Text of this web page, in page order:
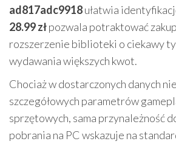
ad817adc9918ułatwia
28.99 złpozwala potraktować
rozszerzenie biblioteki o ciekawy
wydawania większych kwot.
Chociaż w dostarczonych danych
szczegółowych parametrów
sprzętowych, sama przynależność
pobrania na PC wskazuje na